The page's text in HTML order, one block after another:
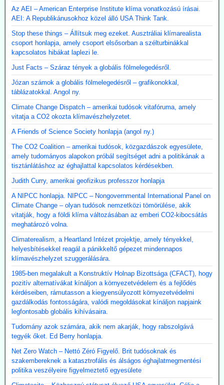
Az AEI – American Enterprise Institute klíma vonatkozású írásai.
AEI: A Republikánusokhoz közel álló USA Think Tank.
Stop these things – Állítsuk meg ezeket. Ausztráliai klímarealista
csoport honlapja, amely csoport elsősorban a szélturbinákkal
kapcsolatos hibákat laplezi le.
Just Facts – Száraz tények a globális fölmelegedésről.
Józan számok a globális fölmelegedésről – grafikonokkal,
táblázatokkal. Angol ny.
Climate Change Dispatch – amerikai tudósok vitafóruma, amely
vitatja a CO2 okozta klímavészhelyzetet.
A Friends of Science Society honlapja (angol ny.)
The CO2 Coalition – amerikai tudósok, közgazdászok egyesülete,
amely tudományos alapokon próbál segítséget adni a politikának a
tisztánlátáshoz az éghajlattal kapcsolatos kérdésekben.
Judith Curry, amerikai geofizikus professzor honlapja
A NIPCC honlapja. NIPCC – Nongovernmental International Panel on
Climate Change – olyan tudósok nemzetközi tömörülése, akik
vitatják, hogy a földi klíma változásában az emberi CO2-kibocsátás
meghatározó volna.
Climaterealism, a Heartland Intézet projektje, amely tényekkel,
helyesbítésekkel reagál a pánikkeltő gépezet mindennapos
klímavészhelyzet szuggerálására.
1985-ben megalakult a Konstruktív Holnap Bizottsága (CFACT), hogy
pozitív alternatívákat kínáljon a környezetvédelem és a fejlődés
kérdéseiben, rámutasson a kiegyensúlyozott környezetvédelmi
gazdálkodás fontosságára, valódi megoldásokat kínáljon napjaink
legfontosabb globális kihívásaira.
Tudomány azok számára, akik nem akarják, hogy rabszolgává
tegyék őket. Ed Berry honlapja.
Net Zero Watch – Nettó Zéró Figyelő. Brit tudósoknak és
szakembereknek a katasztrofális és álságos éghajlatmegmentési
politika veszélyeire figyelmeztető egyesülete